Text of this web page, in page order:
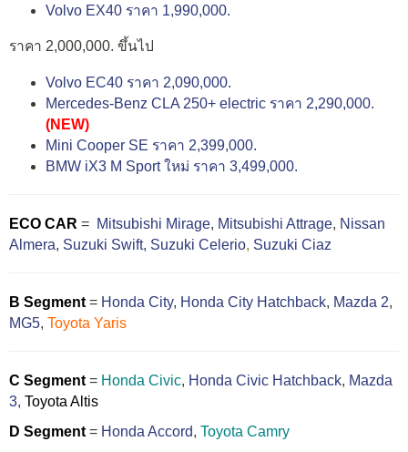
Volvo EX40 ราคา 1,990,000.
ราคา 2,000,000. ขึ้นไป
Volvo EC40 ราคา 2,090,000.
Mercedes-Benz CLA 250+ electric ราคา 2,290,000.
(NEW)
Mini Cooper SE ราคา 2,399,000.
BMW iX3 M Sport ใหม่ ราคา 3,499,000.
ECO CAR = Mitsubishi Mirage, Mitsubishi Attrage, Nissan
Almera, Suzuki Swift, Suzuki Celerio, Suzuki Ciaz
B Segment = Honda City, Honda City Hatchback, Mazda 2,
MG5, Toyota Yaris
C Segment = Honda Civic, Honda Civic Hatchback, Mazda
3, Toyota Altis
D Segment = Honda Accord, Toyota Camry